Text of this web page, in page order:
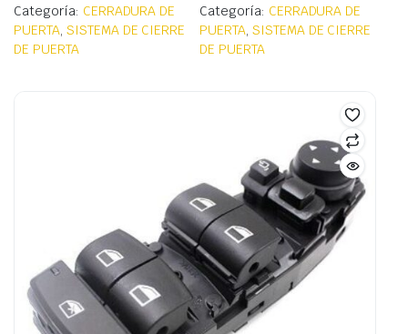
Categoría: CERRADURA DE
PUERTA, SISTEMA DE CIERRE
DE PUERTA
Categoría: CERRADURA DE
PUERTA, SISTEMA DE CIERRE
DE PUERTA